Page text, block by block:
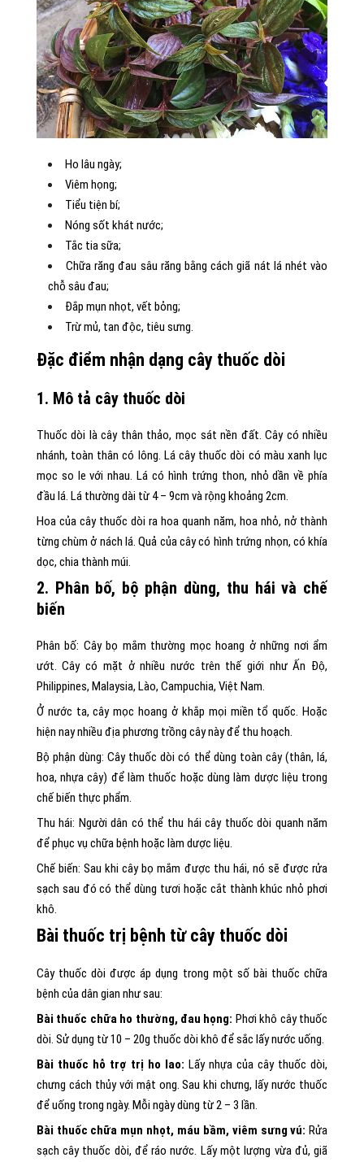
Ho lâu ngày;
Viêm họng;
Tiểu tiện bí;
Nóng sốt khát nước;
Tắc tia sữa;
Chữa răng đau sâu răng bằng cách giã nát lá nhét vào
chỗ sâu đau;
Đắp mụn nhọt, vết bỏng;
Trừ mủ, tan độc, tiêu sưng.
Đặc điểm nhận dạng cây thuốc dòi
1. Mô tả cây thuốc dòi
Thuốc dòi là cây thân thảo, mọc sát nền đất. Cây có nhiều
nhánh, toàn thân có lông. Lá cây thuốc dòi có màu xanh lục
mọc so le với nhau. Lá có hình trứng thon, nhỏ dần về phía
đầu lá. Lá thường dài từ 4 – 9cm và rộng khoảng 2cm.
Hoa của cây thuốc dòi ra hoa quanh năm, hoa nhỏ, nở thành
từng chùm ở nách lá. Quả của cây có hình trứng nhọn, có khía
dọc, chia thành múi.
2. Phân bố, bộ phận dùng, thu hái và chế
biến
Phân bố: Cây bọ mắm thường mọc hoang ở những nơi ẩm
ướt. Cây có mặt ở nhiều nước trên thế giới như Ấn Độ,
Philippines, Malaysia, Lào, Campuchia, Việt Nam.
Ở nước ta, cây mọc hoang ở khắp mọi miền tổ quốc. Hoặc
hiện nay nhiều địa phương trồng cây này để thu hoạch.
Bộ phận dùng: Cây thuốc dòi có thể dùng toàn cây (thân, lá,
hoa, nhựa cây) để làm thuốc hoặc dùng làm dược liệu trong
chế biến thực phẩm.
Thu hái: Người dân có thể thu hái cây thuốc dòi quanh năm
để phục vụ chữa bệnh hoặc làm dược liệu.
Chế biến: Sau khi cây bọ mắm được thu hái, nó sẽ được rửa
sạch sau đó có thể dùng tươi hoặc cắt thành khúc nhỏ phơi
khô.
Bài thuốc trị bệnh từ cây thuốc dòi
Cây thuốc dòi được áp dụng trong một số bài thuốc chữa
bệnh của dân gian như sau:
Bài thuốc chữa ho thường, đau họng: Phơi khô cây thuốc
dòi. Sử dụng từ 10 – 20g thuốc dòi khô để sắc lấy nước uống.
Bài thuốc hỗ trợ trị ho lao: Lấy nhựa của cây thuốc dòi,
chưng cách thủy với mật ong. Sau khi chưng, lấy nước thuốc
để uống trong ngày. Mỗi ngày dùng từ 2 – 3 lần.
Bài thuốc chữa mụn nhọt, máu bầm, viêm sưng vú: Rửa
sạch cây thuốc dòi, để ráo nước. Lấy một lượng vừa đủ, giã